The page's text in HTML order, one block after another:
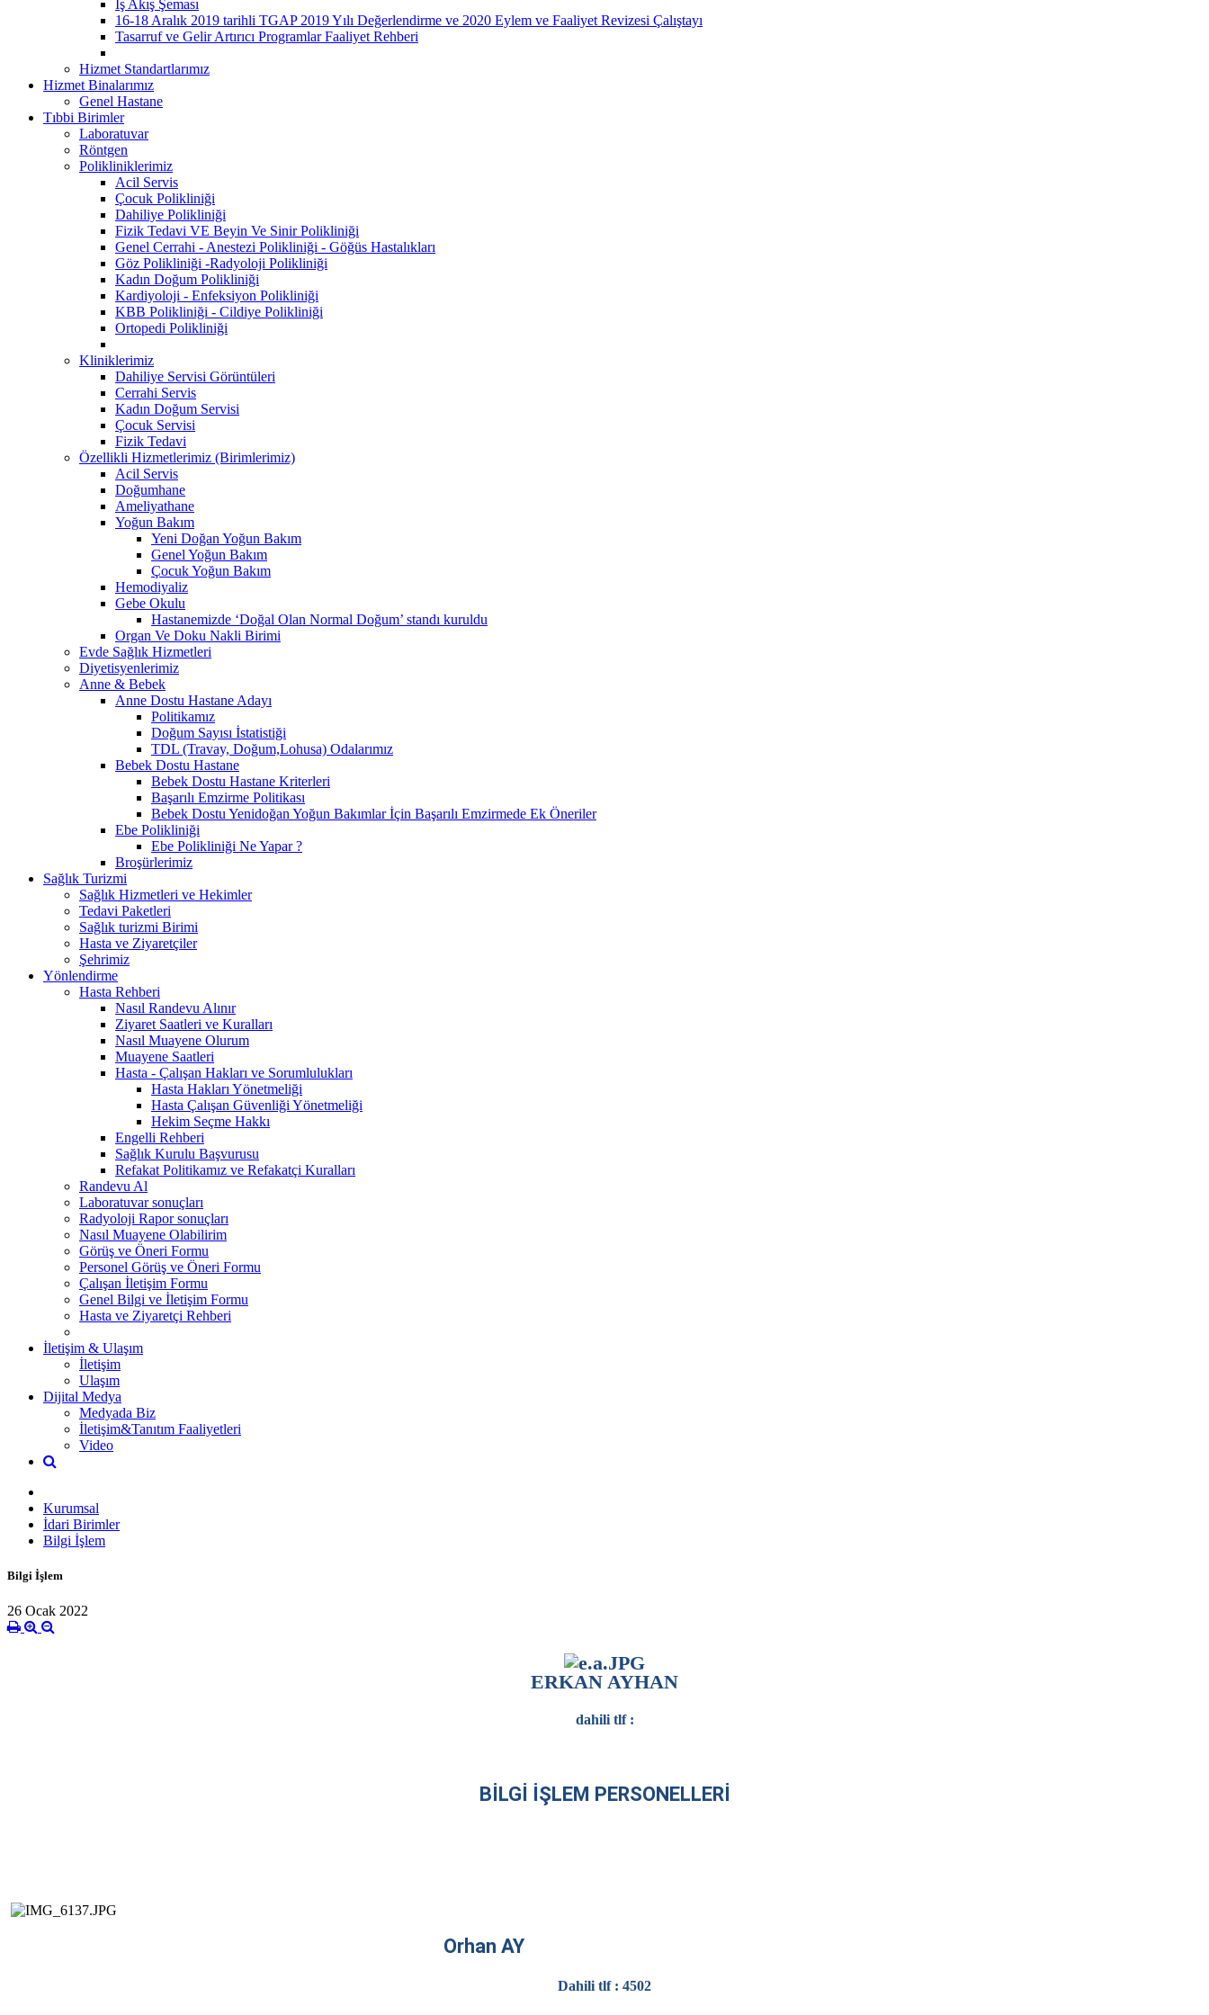
İş Akış Şeması
16-18 Aralık 2019 tarihli TGAP 2019 Yılı Değerlendirme ve 2020 Eylem ve Faaliyet Revizesi Çalıştayı
Tasarruf ve Gelir Artırıcı Programlar Faaliyet Rehberi
Hizmet Standartlarımız
Hizmet Binalarımız
Genel Hastane
Tıbbi Birimler
Laboratuvar
Röntgen
Polikliniklerimiz
Acil Servis
Çocuk Polikliniği
Dahiliye Polikliniği
Fizik Tedavi VE Beyin Ve Sinir Polikliniği
Genel Cerrahi - Anestezi Polikliniği - Göğüs Hastalıkları
Göz Polikliniği -Radyoloji Polikliniği
Kadın Doğum Polikliniği
Kardiyoloji - Enfeksiyon Polikliniği
KBB Polikliniği - Cildiye Polikliniği
Ortopedi Polikliniği
Kliniklerimiz
Dahiliye Servisi Görüntüleri
Cerrahi Servis
Kadın Doğum Servisi
Çocuk Servisi
Fizik Tedavi
Özellikli Hizmetlerimiz (Birimlerimiz)
Acil Servis
Doğumhane
Ameliyathane
Yoğun Bakım
Yeni Doğan Yoğun Bakım
Genel Yoğun Bakım
Çocuk Yoğun Bakım
Hemodiyaliz
Gebe Okulu
Hastanemizde ‘Doğal Olan Normal Doğum’ standı kuruldu
Organ Ve Doku Nakli Birimi
Evde Sağlık Hizmetleri
Diyetisyenlerimiz
Anne & Bebek
Anne Dostu Hastane Adayı
Politikamız
Doğum Sayısı İstatistiği
TDL (Travay, Doğum,Lohusa) Odalarımız
Bebek Dostu Hastane
Bebek Dostu Hastane Kriterleri
Başarılı Emzirme Politikası
Bebek Dostu Yenidoğan Yoğun Bakımlar İçin Başarılı Emzirmede Ek Öneriler
Ebe Polikliniği
Ebe Polikliniği Ne Yapar ?
Broşürlerimiz
Sağlık Turizmi
Sağlık Hizmetleri ve Hekimler
Tedavi Paketleri
Sağlık turizmi Birimi
Hasta ve Ziyaretçiler
Şehrimiz
Yönlendirme
Hasta Rehberi
Nasıl Randevu Alınır
Ziyaret Saatleri ve Kuralları
Nasıl Muayene Olurum
Muayene Saatleri
Hasta - Çalışan Hakları ve Sorumlulukları
Hasta Hakları Yönetmeliği
Hasta Çalışan Güvenliği Yönetmeliği
Hekim Seçme Hakkı
Engelli Rehberi
Sağlık Kurulu Başvurusu
Refakat Politikamız ve Refakatçi Kuralları
Randevu Al
Laboratuvar sonuçları
Radyoloji Rapor sonuçları
Nasıl Muayene Olabilirim
Görüş ve Öneri Formu
Personel Görüş ve Öneri Formu
Çalışan İletişim Formu
Genel Bilgi ve İletişim Formu
Hasta ve Ziyaretçi Rehberi
İletişim & Ulaşım
İletişim
Ulaşım
Dijital Medya
Medyada Biz
İletişim&Tanıtım Faaliyetleri
Video
Kurumsal
İdari Birimler
Bilgi İşlem
Bilgi İşlem
26 Ocak 2022
ERKAN AYHAN
dahili tlf :
BİLGİ İŞLEM PERSONELLERİ
Orhan AY
Dahili tlf : 4502